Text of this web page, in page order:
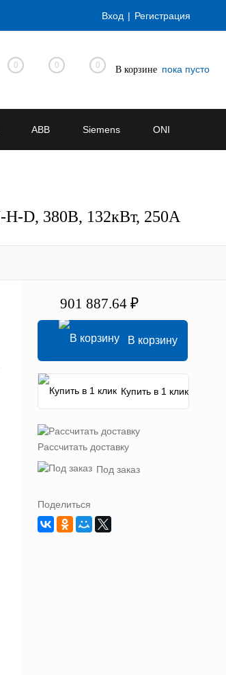
Вход Регистрация
0 0 0 В корзине пока пусто
ABB Siemens ONI
H-D, 380В, 132кВт, 250А
901 887.64 ₽
В корзину
Купить в 1 клик
Рассчитать доставку
Под заказ
Поделиться